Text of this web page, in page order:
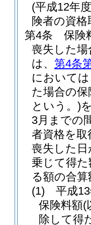
(平成12年
険者の資
第4条
保険
喪失した
は、 第4条
において
た場合の保
という。)
3月までの
者資格を
喪失した
乗じて得
る額の合
(1)
平成
保険料額(
除して得